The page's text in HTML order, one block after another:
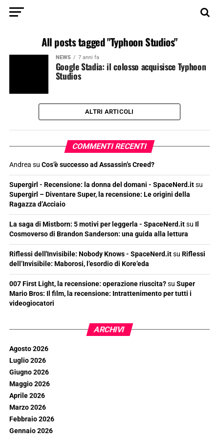
All posts tagged "Typhoon Studios"
NEWS 7 anni fa
Google Stadia: il colosso acquisisce Typhoon
Studios
ALTRI ARTICOLI
COMMENTI RECENTI
Andrea su Cos’è successo ad Assassin’s Creed?
Supergirl - Recensione: la donna del domani - SpaceNerd.itsu
Supergirl – Diventare Super, la recensione: Le origini della
Ragazza d’Acciaio
La saga di Mistborn: 5 motivi per leggerla - SpaceNerd.itsu Il
Cosmoverso di Brandon Sanderson: una guida alla lettura
Riflessi dell'Invisibile: Nobody Knows - SpaceNerd.itsu Riflessi
dell’Invisibile: Maborosi, l’esordio di Kore’eda
007 First Light, la recensione: operazione riuscita?su Super
Mario Bros: Il film, la recensione: Intrattenimento per tutti i
videogiocatori
ARCHIVI
Agosto 2026
Luglio 2026
Giugno 2026
Maggio 2026
Aprile 2026
Marzo 2026
Febbraio 2026
Gennaio 2026